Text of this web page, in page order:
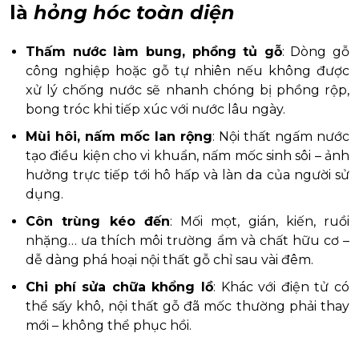
là hỏng hóc toàn diện
Thấm nước làm bung, phồng tủ gỗ: Dòng gỗ
công nghiệp hoặc gỗ tự nhiên nếu không được
xử lý chống nước sẽ nhanh chóng bị phồng rộp,
bong tróc khi tiếp xúc với nước lâu ngày.
Mùi hôi, nấm mốc lan rộng: Nội thất ngấm nước
tạo điều kiện cho vi khuẩn, nấm mốc sinh sôi – ảnh
hưởng trực tiếp tới hô hấp và làn da của người sử
dụng.
Côn trùng kéo đến: Mối mọt, gián, kiến, ruồi
nhặng… ưa thích môi trường ẩm và chất hữu cơ –
dễ dàng phá hoại nội thất gỗ chỉ sau vài đêm.
Chi phí sửa chữa khổng lồ: Khác với điện tử có
thể sấy khô, nội thất gỗ đã mốc thường phải thay
mới – không thể phục hồi.